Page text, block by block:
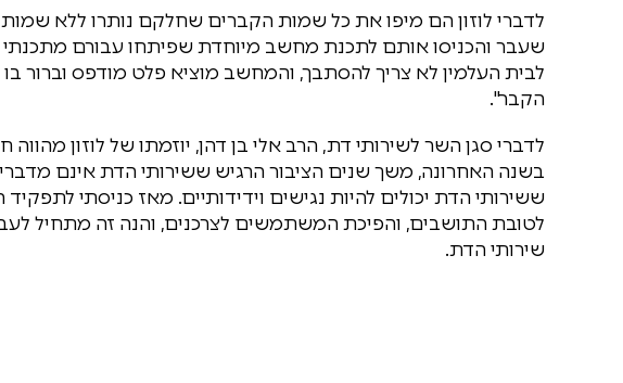
לדברי לוזון הם מיפו את כל שמות הקברים שחלקם נותרו ללא
שעבר והכניסו אותם לתכנת מחשב מיוחדת שפיתחו עבורם
לבית העלמין לא צריך להסתבך, והמחשב מוציא פלט מודפס וברור
הקבר".
לדברי סגן השר לשירותי דת, הרב אלי בן דהן, יוזמתו של לוזון
בשנה האחרונה, משך שנים הציבור הרגיש ששירותי הדת אינם
ששירותי הדת יכולים להיות נגישים וידידותיים. מאז כניסתי
לטובת התושבים, והפיכת המשתמשים לצרכנים, והנה זה מתחיל
שירותי הדת.